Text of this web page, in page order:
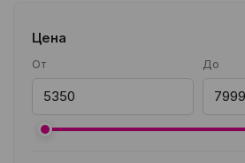
Цена
От До